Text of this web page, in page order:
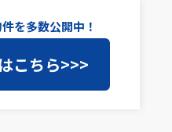
的の範囲に限って個人情報
す。この場合、個人情報保
個人情報の適正管理・機密
適切な管理を実施させま
を多数公開中！
こちら>>>